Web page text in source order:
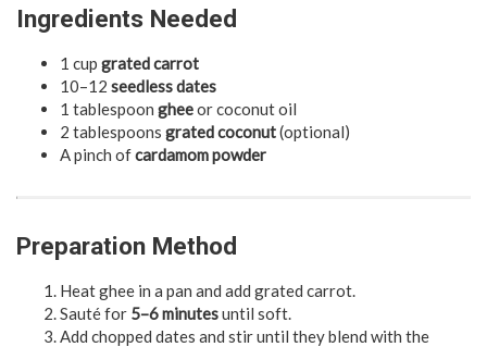
Ingredients Needed
1 cup grated carrot
10–12 seedless dates
1 tablespoon gheeor coconut oil
2 tablespoons grated coconut(optional)
A pinch ofcardamom powder
Preparation Method
Heat ghee in a pan and add grated carrot.
Sauté for 5–6 minutesuntil soft.
Add chopped dates and stir until they blend with the